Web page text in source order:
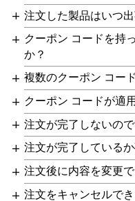
注文した製品はいつ
クーポン コードを持
か？
複数のクーポン コー
クーポン コードが適
注文が完了しないの
注文が完了している
注文後に内容を変更
注文をキャンセルで